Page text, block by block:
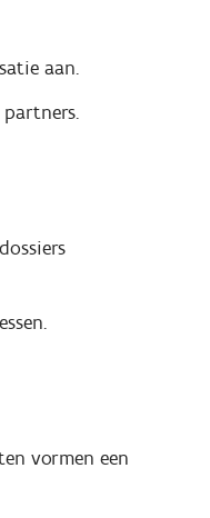
aan.
vormen een